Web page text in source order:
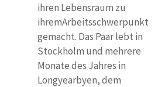
ihren Lebensraum zu
ihremArbeitsschwerpunkt
gemacht. Das Paar lebt in
Stockholm und mehrere
Monate des Jahres in
Longyearbyen, dem